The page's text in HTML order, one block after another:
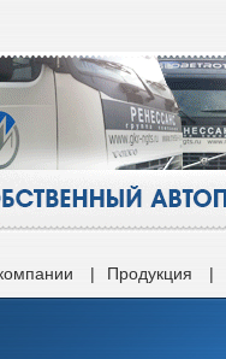
| Продукция |